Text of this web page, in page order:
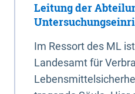
Leitung der
Im Ressort des ML
Landesamt für